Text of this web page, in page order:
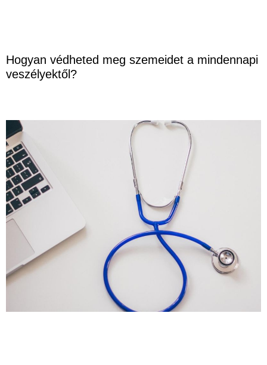
Hogyan védheted meg szemeidet a mindennapi
veszélyektől?